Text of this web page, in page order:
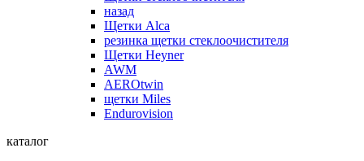
назад
Щетки Alca
резинка щетки стеклоочистителя
Щетки Heyner
AWM
AEROtwin
щетки Miles
Endurovision
каталог